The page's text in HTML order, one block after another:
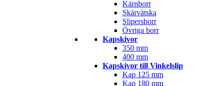
Kärnborr
Skärvätska
Slipersborr
Övriga borr
Kapskivor
350 mm
400 mm
Kapskivor till Vinkelslip
Kap 125 mm
Kap 180 mm